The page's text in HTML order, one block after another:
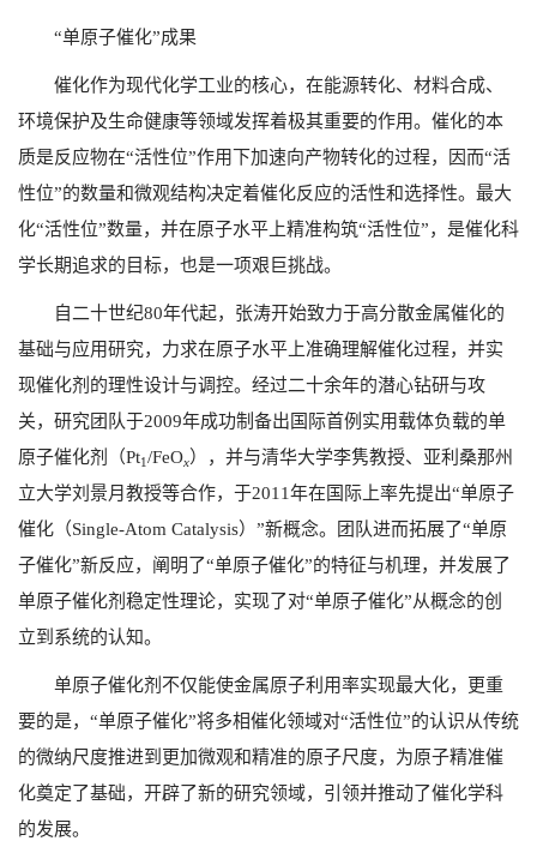
“单原子催化”成果
催化作为现代化学工业的核心，在能源转化、材料合成、
环境保护及生命健康等领域发挥着极其重要的作用。催化的本
质是反应物在“活性位”作用下加速向产物转化的过程，因而“活
性位”的数量和微观结构决定着催化反应的活性和选择性。最大
化“活性位”数量，并在原子水平上精准构筑“活性位”，是催化科
学长期追求的目标，也是一项艰巨挑战。
自二十世纪80年代起，张涛开始致力于高分散金属催化的
基础与应用研究，力求在原子水平上准确理解催化过程，并实
现催化剂的理性设计与调控。经过二十余年的潜心钻研与攻
关，研究团队于2009年成功制备出国际首例实用载体负载的单
原子催化剂（Pt1/FeOx），并与清华大学李隽教授、亚利桑那州
立大学刘景月教授等合作，于2011年在国际上率先提出“单原子
催化（Single-Atom Catalysis）”新概念。团队进而拓展了“单原
子催化”新反应，阐明了“单原子催化”的特征与机理，并发展了
单原子催化剂稳定性理论，实现了对“单原子催化”从概念的创
立到系统的认知。
单原子催化剂不仅能使金属原子利用率实现最大化，更重
要的是，“单原子催化”将多相催化领域对“活性位”的认识从传统
的微纳尺度推进到更加微观和精准的原子尺度，为原子精准催
化奠定了基础，开辟了新的研究领域，引领并推动了催化学科
的发展。